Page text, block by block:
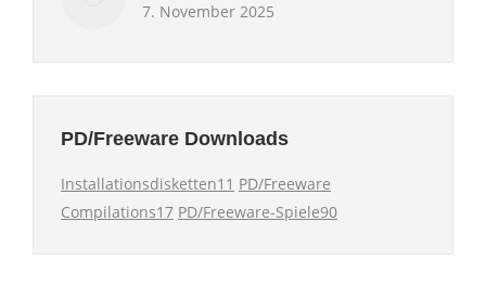
7. November 2025
PD/Freeware Downloads
Installationsdisketten11 PD/Freeware
Compilations17 PD/Freeware-Spiele90